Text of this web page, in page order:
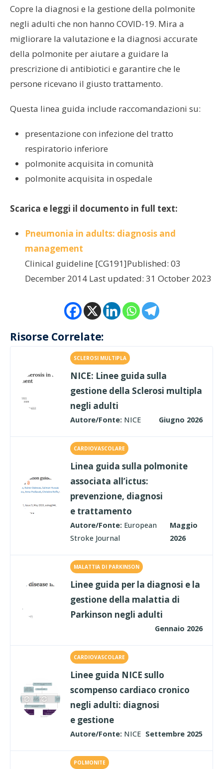
Copre la diagnosi e la gestione della polmonite
negli adulti che non hanno COVID-19. Mira a
migliorare la valutazione e la diagnosi accurate
della polmonite per aiutare a guidare la
prescrizione di antibiotici e garantire che le
persone ricevano il giusto trattamento.
Questa linea guida include raccomandazioni su:
presentazione con infezione del tratto
respiratorio inferiore
polmonite acquisita in comunità
polmonite acquisita in ospedale
Scarica e leggi il documento in full text:
Pneumonia in adults: diagnosis and
management
Clinical guideline [CG191]Published: 03
December 2014 Last updated: 31 October 2023
Risorse Correlate:
SCLEROSI MULTIPLA
NICE: Linee guida sulla
gestione della Sclerosi multipla
negli adulti
Autore/Fonte: NICE Giugno 2026
CARDIOVASCOLARE
Linea guida sulla polmonite
associata all’ictus:
prevenzione, diagnosi
e trattamento
Autore/Fonte: European
Stroke Journal
Maggio
2026
MALATTIA DI PARKINSON
Linee guida per la diagnosi e la
gestione della malattia di
Parkinson negli adulti
Gennaio 2026
CARDIOVASCOLARE
Linee guida NICE sullo
scompenso cardiaco cronico
negli adulti: diagnosi
e gestione
Autore/Fonte: NICE Settembre 2025
POLMONITE